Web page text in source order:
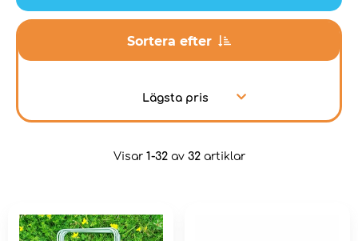
Sortera efter
Lägsta pris
Visar 1-32av 32artiklar